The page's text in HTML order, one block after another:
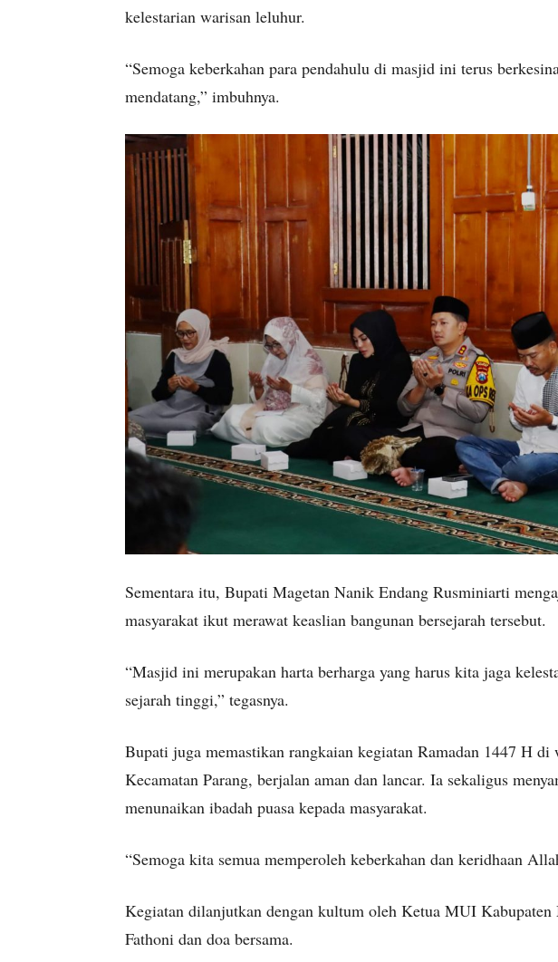
kelestarian warisan leluhur.
“Semoga keberkahan para pendahulu di masjid ini terus
mendatang,” imbuhnya.
Sementara itu, Bupati Magetan Nanik Endang Rusminiarti
masyarakat ikut merawat keaslian bangunan bersejarah tersebut.
“Masjid ini merupakan harta berharga yang harus kita jaga
sejarah tinggi,” tegasnya.
Bupati juga memastikan rangkaian kegiatan Ramadan 1447 H di
Kecamatan Parang, berjalan aman dan lancar. Ia sekaligus
menunaikan ibadah puasa kepada masyarakat.
“Semoga kita semua memperoleh keberkahan dan keridhaan
Kegiatan dilanjutkan dengan kultum oleh Ketua MUI
Fathoni dan doa bersama.